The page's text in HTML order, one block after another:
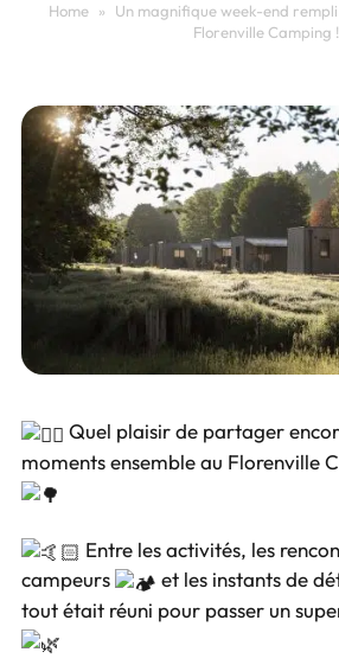
Home »
Un magnifique week-end
Florenville Camping !
Quel plaisir de partager
moments ensemble au Florenville
Entre les activités, les
campeurs
et les instants de
tout était réuni pour passer un